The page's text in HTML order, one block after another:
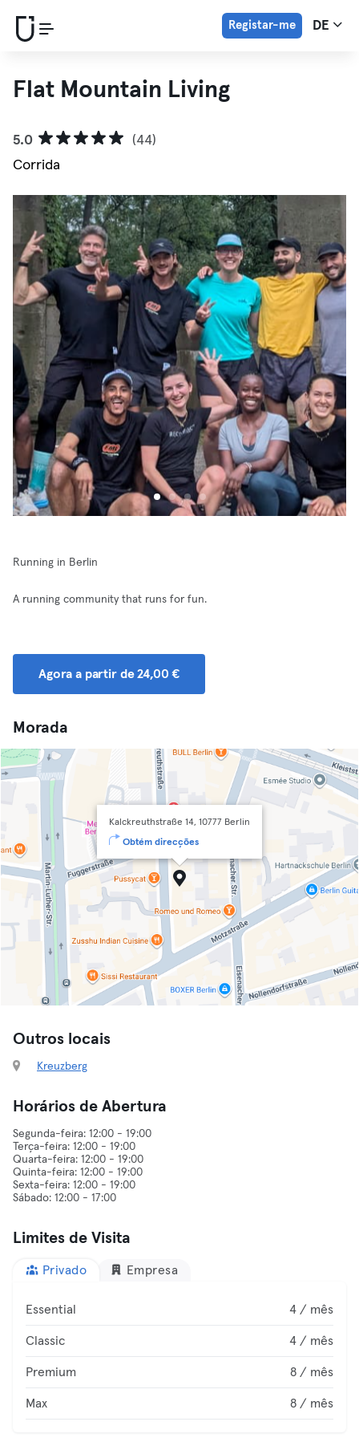
Registar-me DE
Flat Mountain Living
5.0
(44)
Corrida
Running in Berlin
A running community that runs for fun.
Agora a partir de 24,00 €
Morada
Kalckreuthstraße 14, 10777 Berlin
Obtém direcções
Outros locais
Kreuzberg
Horários de Abertura
Segunda-feira: 12:00 - 19:00
Terça-feira: 12:00 - 19:00
Quarta-feira: 12:00 - 19:00
Quinta-feira: 12:00 - 19:00
Sexta-feira: 12:00 - 19:00
Limites de Visita
Privado Empresa
Essential 4 / mês
Classic 4 / mês
Premium 8 / mês
Max 8 / mês